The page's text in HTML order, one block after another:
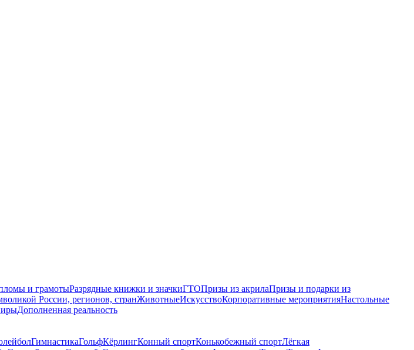
и грамотыРазрядные книжки и значкиГТОПризы из акрилаПризы и подарки из
России, регионов, странЖивотныеИскусствоКорпоративные мероприятияНастольные
Дополненная реальность
ГимнастикаГольфКёрлингКонный спортКонькобежный спортЛёгкая